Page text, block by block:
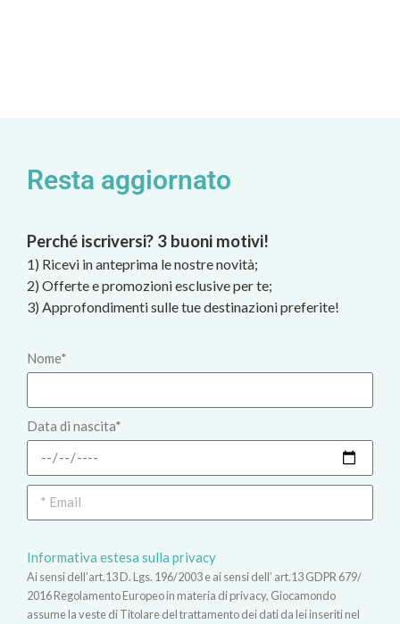
Resta aggiornato
Perché iscriversi? 3 buoni motivi!
1) Ricevi in anteprima le nostre novità;
2) Offerte e promozioni esclusive per te;
3) Approfondimenti sulle tue destinazioni preferite!
Nome*
Data di nascita*
Informativa estesa sulla privacy
Ai sensi dell’art.13 D. Lgs. 196/2003 e ai sensi dell’ art.13 GDPR 679/
2016 Regolamento Europeo in materia di privacy, Giocamondo
assume la veste di Titolare del trattamento dei dati da lei inseriti nel